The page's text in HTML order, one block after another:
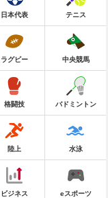
日本代表 テニス
ラグビー 中央競馬
格闘技 バドミントン
陸上 水泳
ビジネス eスポーツ